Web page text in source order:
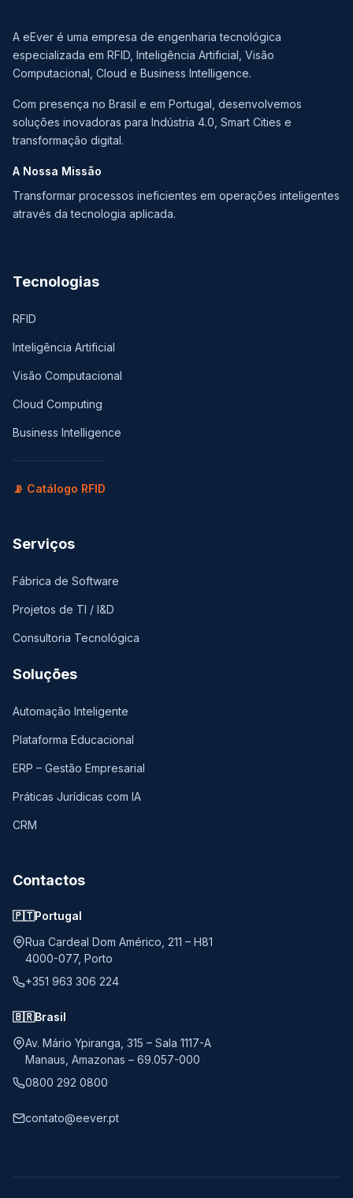
A eEver é uma empresa de engenharia tecnológica
especializada em RFID, Inteligência Artificial, Visão
Computacional, Cloud e Business Intelligence.
Com presença no Brasil e em Portugal, desenvolvemos
soluções inovadoras para Indústria 4.0, Smart Cities e
transformação digital.
A Nossa Missão
Transformar processos ineficientes em operações inteligentes
através da tecnologia aplicada.
Tecnologias
RFID
Inteligência Artificial
Visão Computacional
Cloud Computing
Business Intelligence
📡 Catálogo RFID
Serviços
Fábrica de Software
Projetos de TI / I&D
Consultoria Tecnológica
Soluções
Automação Inteligente
Plataforma Educacional
ERP – Gestão Empresarial
Práticas Jurídicas com IA
CRM
Contactos
🇵🇹Portugal
Rua Cardeal Dom Américo, 211 – H81
4000-077, Porto
+351 963 306 224
🇧🇷Brasil
Av. Mário Ypiranga, 315 – Sala 1117-A
Manaus, Amazonas – 69.057-000
0800 292 0800
contato@eever.pt